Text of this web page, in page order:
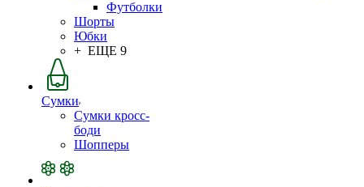
Футболки
Шорты
Юбки
+ ЕЩЕ 9
Сумки
Сумки кросс-
боди
Шопперы